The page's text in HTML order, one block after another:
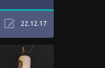
22.12.17